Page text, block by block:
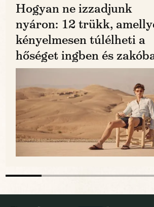
Hogyan ne izzadjunk
nyáron: 12 trükk,
kényelmesen túlélheti a
hőséget ingben és